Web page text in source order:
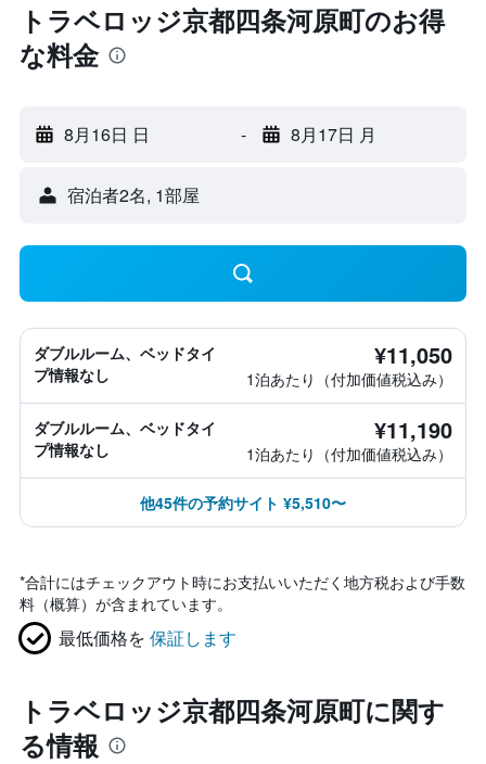
トラベロッジ京都四条河原町のお得
な料金
8月16日 日 - 8月17日 月
宿泊者2名, 1​部屋
ダブルルーム、ベッドタイ
プ情報なし
¥11,050
1泊あたり（付加価値税込み）
ダブルルーム、ベッドタイ
プ情報なし
¥11,190
1泊あたり（付加価値税込み）
他45件の予約サイト ¥5,510〜
*合計にはチェックアウト時にお支払いいただく地方税および手数
料（概算）が含まれています。
最低価格を 保証します
トラベロッジ京都四条河原町に関す
る情報